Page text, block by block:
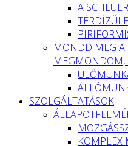
A
MONDD MEG A
MEGMONDOM,
SZOLGÁLTATÁSOK
KOMPLEX